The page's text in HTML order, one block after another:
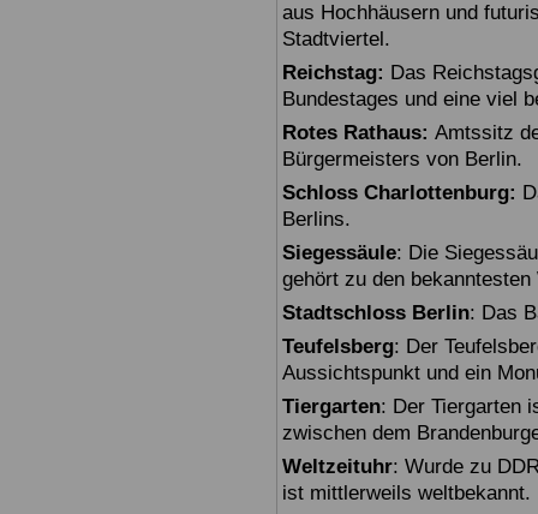
aus Hochhäusern und
Stadtviertel.
Reichstag: Das
Bundestages und eine viel
Rotes Rathaus: Amtssitz
Bürgermeisters von Berlin.
Schloss Charlottenburg:
Berlins.
Siegessäule: Die
gehört zu den
Stadtschloss Berlin: Das
Teufelsberg: Der
Aussichtspunkt und ein
Tiergarten: Der Tiergarten
zwischen dem
Weltzeituhr: Wurde zu
ist mittlerweils weltbekannt.